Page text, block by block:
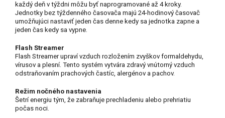
každý deň v týždni môžu byť naprogramované až 4 kroky.
Jednotky bez týždenného časovača majú 24-hodinový časovač
umožňujúci nastaviť jeden čas denne kedy sa jednotka zapne a
jeden čas kedy sa vypne.
Flash Streamer
Flash Streamer upraví vzduch rozložením zvyškov formaldehydu,
vírusov a plesní. Tento systém vytvára zdravý vnútorný vzduch
odstraňovaním prachových častíc, alergénov a pachov.
Režim nočného nastavenia
Šetrí energiu tým, že zabraňuje prechladeniu alebo prehriatiu
počas noci.